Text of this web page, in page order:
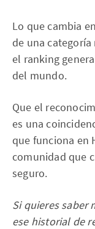
Lo que cambia
de una categoría
el ranking
del mundo.
Que el
es una
que funciona en
comunidad que
seguro.
Si quieres saber
ese historial de